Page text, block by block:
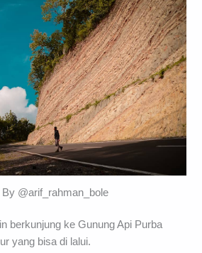
By @arif_rahman_bole
berkunjung ke Gunung Api Purba
yang bisa di lalui.